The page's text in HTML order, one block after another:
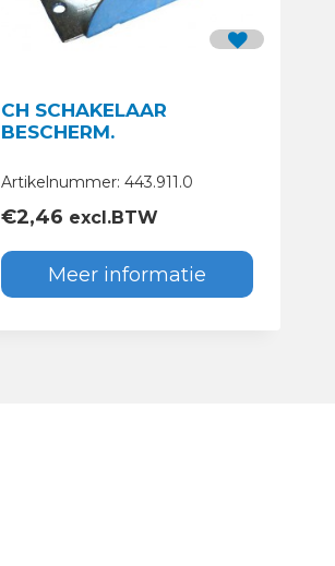
CH SCHAKELAAR
BESCHERM.
Artikelnummer: 443.911.0
€2,46 excl.BTW
Meer informatie